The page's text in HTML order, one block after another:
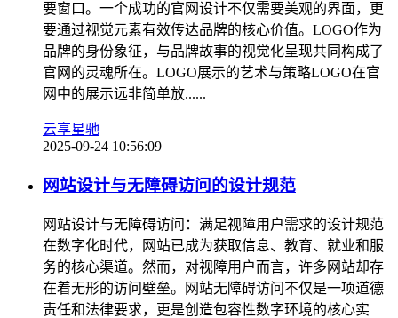
要窗口。一个成功的官网设计不仅需要美观的界面，更
要通过视觉元素有效传达品牌的核心价值。LOGO作为
品牌的身份象征，与品牌故事的视觉化呈现共同构成了
官网的灵魂所在。LOGO展示的艺术与策略LOGO在官
网中的展示远非简单放......
云享星驰
2025-09-24 10:56:09
网站设计与无障碍访问的设计规范
网站设计与无障碍访问：满足视障用户需求的设计规范
在数字化时代，网站已成为获取信息、教育、就业和服
务的核心渠道。然而，对视障用户而言，许多网站却存
在着无形的访问壁垒。网站无障碍访问不仅是一项道德
责任和法律要求，更是创造包容性数字环境的核心实